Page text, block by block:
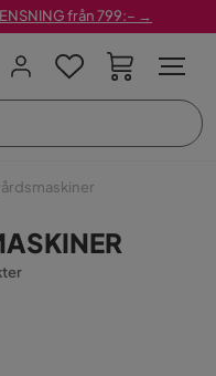
från 799:– →